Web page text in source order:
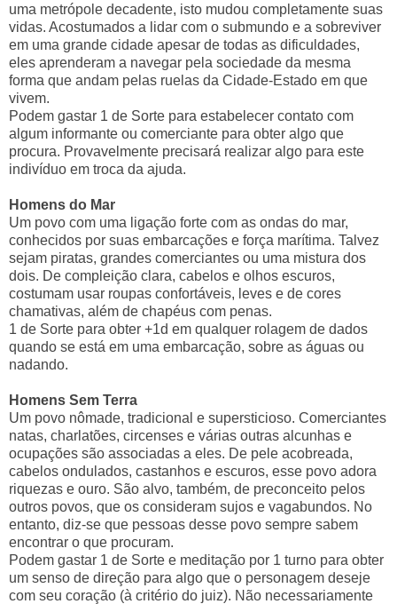
uma metrópole decadente, isto mudou completamente suas
vidas. Acostumados a lidar com o submundo e a sobreviver
em uma grande cidade apesar de todas as dificuldades,
eles aprenderam a navegar pela sociedade da mesma
forma que andam pelas ruelas da Cidade-Estado em que
vivem.
Podem gastar 1 de Sorte para estabelecer contato com
algum informante ou comerciante para obter algo que
procura. Provavelmente precisará realizar algo para este
indivíduo em troca da ajuda.
Homens do Mar
Um povo com uma ligação forte com as ondas do mar,
conhecidos por suas embarcações e força marítima. Talvez
sejam piratas, grandes comerciantes ou uma mistura dos
dois. De compleição clara, cabelos e olhos escuros,
costumam usar roupas confortáveis, leves e de cores
chamativas, além de chapéus com penas.
1 de Sorte para obter +1d em qualquer rolagem de dados
quando se está em uma embarcação, sobre as águas ou
nadando.
Homens Sem Terra
Um povo nômade, tradicional e supersticioso. Comerciantes
natas, charlatões, circenses e várias outras alcunhas e
ocupações são associadas a eles. De pele acobreada,
cabelos ondulados, castanhos e escuros, esse povo adora
riquezas e ouro. São alvo, também, de preconceito pelos
outros povos, que os consideram sujos e vagabundos. No
entanto, diz-se que pessoas desse povo sempre sabem
encontrar o que procuram.
Podem gastar 1 de Sorte e meditação por 1 turno para obter
um senso de direção para algo que o personagem deseje
com seu coração (à critério do juiz). Não necessariamente